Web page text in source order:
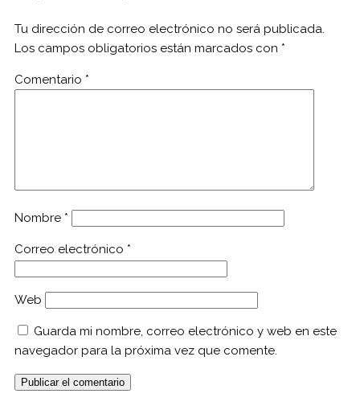
Tu dirección de correo electrónico no será publicada.
Los campos obligatorios están marcados con *
Comentario *
Nombre *
Correo electrónico *
Web
Guarda mi nombre, correo electrónico y web en este
navegador para la próxima vez que comente.